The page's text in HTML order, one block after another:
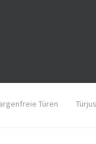
Türen